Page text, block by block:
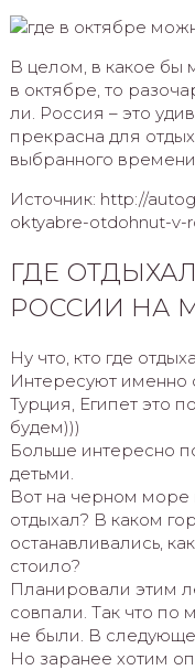
В целом, в какое бы
в октябре, то
ли. Россия – это
прекрасна для
выбранного времени
Источник: http://
oktyabre-otdohnut-v-
ГДЕ
РОССИИ НА
Ну что, кто где
Интересуют именно
Турция, Египет это
будем)))
Больше интересно
детьми.
Вот на черном море
отдыхал? В каком
останавливались,
стоило?
Планировали этим
совпали. Так что по
не были. В
Но заранее хотим